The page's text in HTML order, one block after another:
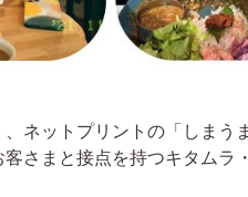
ネットプリントの「しまう
さまと接点を持つキタムラ